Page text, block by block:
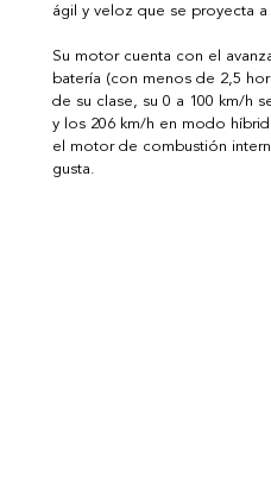
ágil y veloz que se proyecta
Su motor cuenta con el
batería (con menos de 2,5
de su clase, su 0 a 100 km/h
y los 206 km/h en modo
el motor de combustión
gusta.